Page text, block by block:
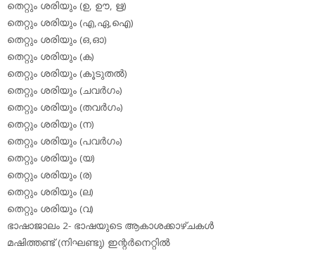
തെറ്റും ശരിയും (ഉ, ഊ, ഋ)
തെറ്റും ശരിയും (എ,ഏ,ഐ)
തെറ്റും ശരിയും (ഒ,ഓ)
തെറ്റും ശരിയും (ക)
തെറ്റും ശരിയും (കൂടുതല്‍)
തെറ്റും ശരിയും (ചവര്‍ഗം)
തെറ്റും ശരിയും (തവര്‍ഗം)
തെറ്റും ശരിയും (ന)
തെറ്റും ശരിയും (പവര്‍ഗം)
തെറ്റും ശരിയും (യ)
തെറ്റും ശരിയും (ര)
തെറ്റും ശരിയും (ല)
തെറ്റും ശരിയും (വ)
ഭാഷാജാലം 2- ഭാഷയുടെ ആകാശക്കാഴ്ചകള്‍
മഷിത്തണ്ട് (നിഘണ്ടു) ഇന്റര്‍നെറ്റില്‍